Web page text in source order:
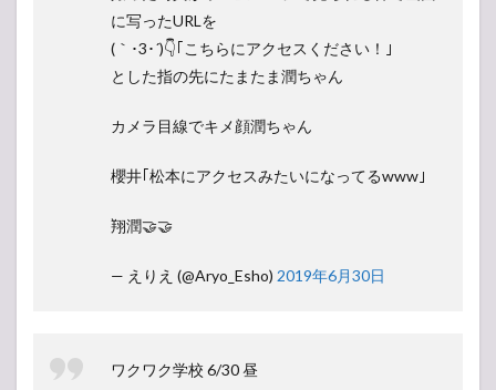
に写ったURLを
(｀･3･´)👇｢こちらにアクセスください！｣
とした指の先にたまたま潤ちゃん
カメラ目線でキメ顔潤ちゃん
櫻井｢松本にアクセスみたいになってるwww｣
翔潤🤝🤝
— えりえ (@Aryo_Esho) 2019年6月30日
ワクワク学校 6/30 昼